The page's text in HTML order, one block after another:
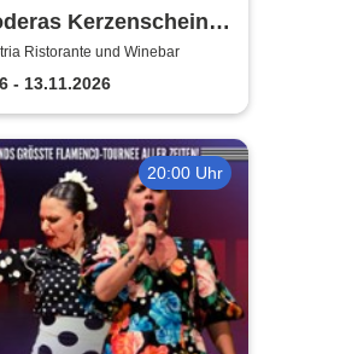
Kerzenschein
Ristorante und Winebar
- 13.11.2026
20:00 Uhr